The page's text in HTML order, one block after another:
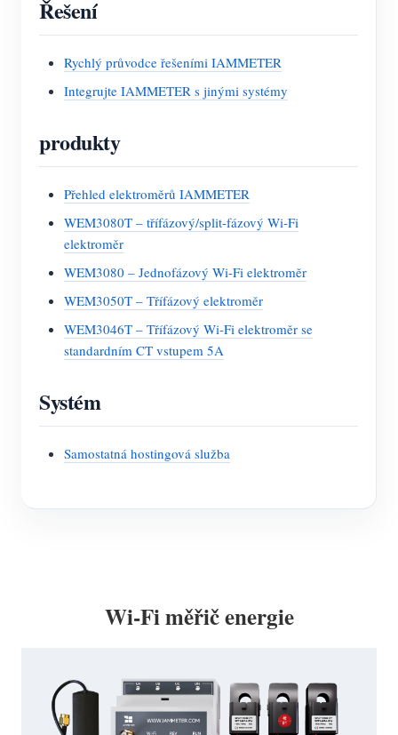
Řešení
Rychlý průvodce řešeními IAMMETER
Integrujte IAMMETER s jinými systémy
produkty
Přehled elektroměrů IAMMETER
WEM3080T – třífázový/split-fázový Wi-Fi
elektroměr
WEM3080 – Jednofázový Wi-Fi elektroměr
WEM3050T – Třífázový elektroměr
WEM3046T – Třífázový Wi-Fi elektroměr se
standardním CT vstupem 5A
Systém
Samostatná hostingová služba
Wi-Fi měřič energie